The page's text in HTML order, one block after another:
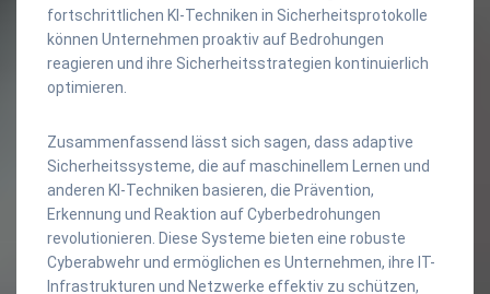
fortschrittlichen KI-Techniken in Sicherheitsprotokolle
können Unternehmen proaktiv auf Bedrohungen
reagieren und ihre Sicherheitsstrategien kontinuierlich
optimieren.
Zusammenfassend lässt sich sagen, dass adaptive
Sicherheitssysteme, die auf maschinellem Lernen und
anderen KI-Techniken basieren, die Prävention,
Erkennung und Reaktion auf Cyberbedrohungen
revolutionieren. Diese Systeme bieten eine robuste
Cyberabwehr und ermöglichen es Unternehmen, ihre IT-
Infrastrukturen und Netzwerke effektiv zu schützen,